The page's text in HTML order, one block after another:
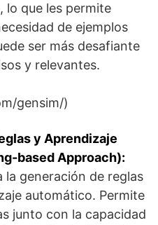
lo que les permite
de ejemplos
ser más desafiante
y relevantes.
gensim/)
y Aprendizaje
based Approach):
generación de reglas
automático. Permite
junto con la capacidad